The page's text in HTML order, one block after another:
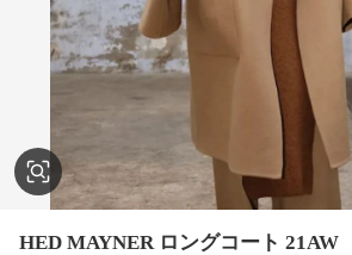
HED MAYNER ロングコート